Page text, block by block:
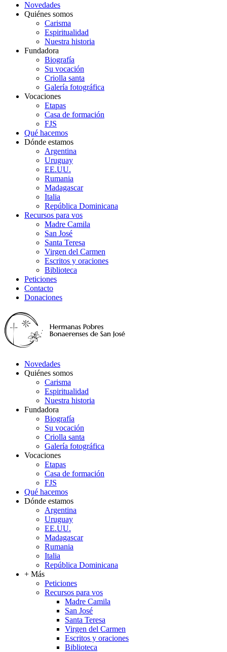
Novedades
Quiénes somos
Carisma
Espiritualidad
Nuestra historia
Fundadora
Biografía
Su vocación
Criolla santa
Galería fotográfica
Vocaciones
Etapas
Casa de formación
FJS
Qué hacemos
Dónde estamos
Argentina
Uruguay
EE.UU.
Rumania
Madagascar
Italia
República Dominicana
Recursos para vos
Madre Camila
San José
Santa Teresa
Virgen del Carmen
Escritos y oraciones
Biblioteca
Peticiones
Contacto
Donaciones
Novedades
Quiénes somos
Carisma
Espiritualidad
Nuestra historia
Fundadora
Biografía
Su vocación
Criolla santa
Galería fotográfica
Vocaciones
Etapas
Casa de formación
FJS
Qué hacemos
Dónde estamos
Argentina
Uruguay
EE.UU.
Madagascar
Rumania
Italia
República Dominicana
+ Más
Peticiones
Recursos para vos
Madre Camila
San José
Santa Teresa
Virgen del Carmen
Escritos y oraciones
Biblioteca